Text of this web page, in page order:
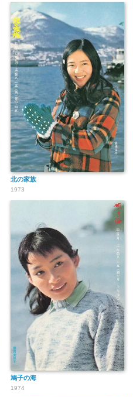
北の家族
1973
鳩子の海
1974